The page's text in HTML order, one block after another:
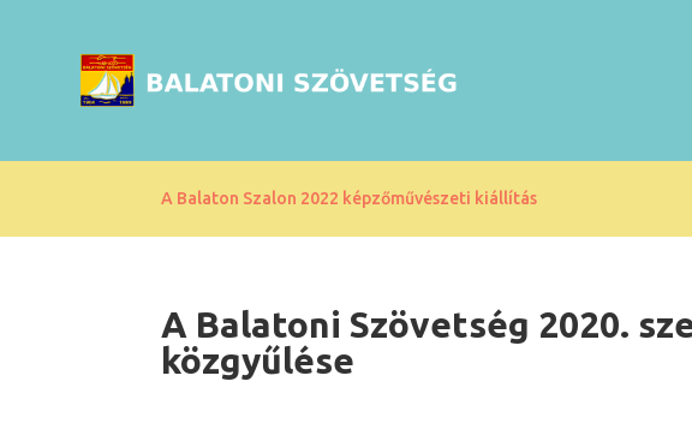
A Balaton Szalon 2022 képzőművészeti kiállítás
A Balatoni Szövetség 2020.
közgyűlése